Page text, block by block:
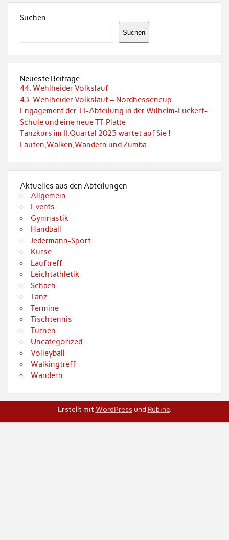
Suchen
Suchen
Neueste Beiträge
44. Wehlheider Volkslauf
43. Wehlheider Volkslauf – Nordhessencup
Engagement der TT-Abteilung in der Wilhelm-Lückert-
Schule und eine neue TT-Platte
Tanzkurs im II.Quartal 2025 wartet auf Sie !
Laufen,Walken,Wandern und Zumba
Aktuelles aus den Abteilungen
Allgemein
Events
Gymnastik
Handball
Jedermann-Sport
Kurse
Lauftreff
Leichtathletik
Schach
Tanz
Termine
Tischtennis
Turnen
Uncategorized
Volleyball
Walkingtreff
Wandern
Erstellt mit WordPressund Rubine.